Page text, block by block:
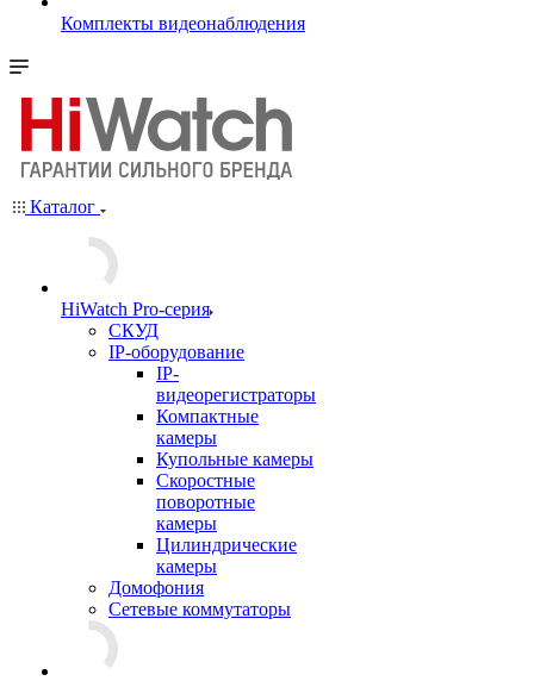
Комплекты видеонаблюдения
Каталог
HiWatch Pro-серия
CКУД
IP-оборудование
IP-
видеорегистраторы
Компактные
камеры
Купольные камеры
Скоростные
поворотные
камеры
Цилиндрические
камеры
Домофония
Сетевые коммутаторы